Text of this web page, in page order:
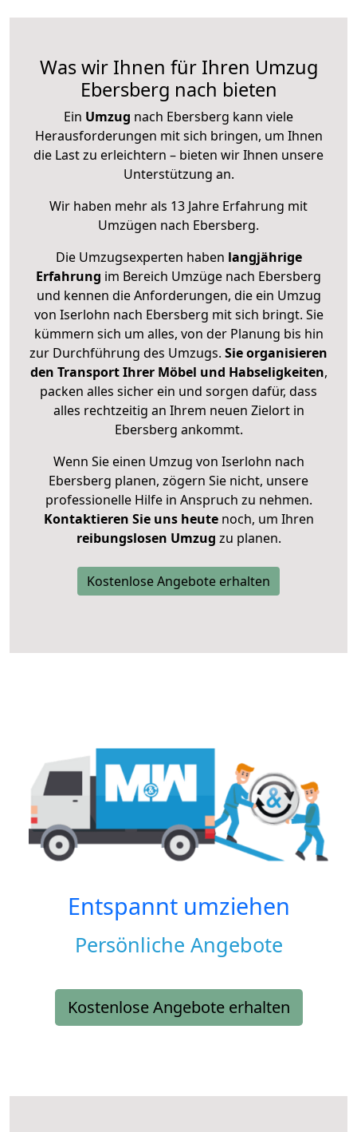
Was wir Ihnen für Ihren Umzug
Ebersberg nach bieten
Ein Umzug nach Ebersberg kann viele
Herausforderungen mit sich bringen, um Ihnen
die Last zu erleichtern – bieten wir Ihnen unsere
Unterstützung an.
Wir haben mehr als 13 Jahre Erfahrung mit
Umzügen nach Ebersberg.
Die Umzugsexperten haben langjährige
Erfahrung im Bereich Umzüge nach Ebersberg
und kennen die Anforderungen, die ein Umzug
von Iserlohn nach Ebersberg mit sich bringt. Sie
kümmern sich um alles, von der Planung bis hin
zur Durchführung des Umzugs. Sie organisieren
den Transport Ihrer Möbel und Habseligkeiten,
packen alles sicher ein und sorgen dafür, dass
alles rechtzeitig an Ihrem neuen Zielort in
Ebersberg ankommt.
Wenn Sie einen Umzug von Iserlohn nach
Ebersberg planen, zögern Sie nicht, unsere
professionelle Hilfe in Anspruch zu nehmen.
Kontaktieren Sie uns heutenoch, um Ihren
reibungslosen Umzug zu planen.
Kostenlose Angebote erhalten
Entspannt umziehen
Persönliche Angebote
Kostenlose Angebote erhalten